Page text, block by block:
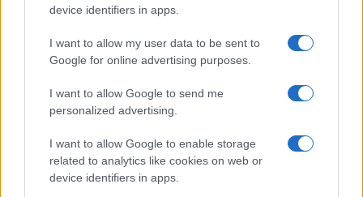
device identifiers in apps.
I want to allow my user data to be sent to
Google for online advertising purposes.
I want to allow Google to send me
personalized advertising.
I want to allow Google to enable storage
related to analytics like cookies on web or
device identifiers in apps.
Continua a leggere
MONEY NEWS